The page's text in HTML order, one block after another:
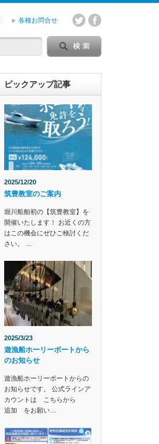
各種お問合せ
ピックアップ記事
2025/12/20
筑豊教室のご案内
堀川船舶初の【筑豊教室】を
開催いたします！ お近くの方
はこの機会にぜひご検討くだ
さい。 …
2025/3/23
遊漁船ホーリーボートから
のお知らせ
遊漁船ホーリーボートからの
お知らせです。 公式ラインア
カウントは こちらから
追加 をお願い…